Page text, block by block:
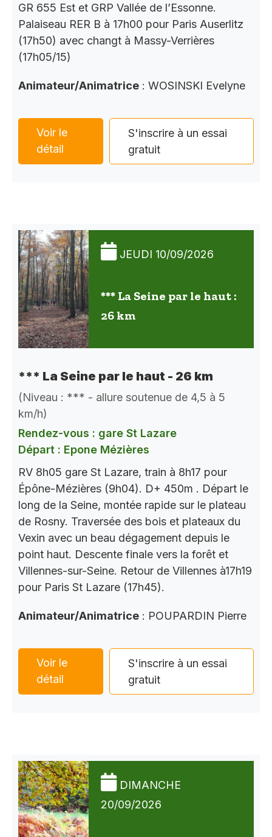
GR 655 Est et GRP Vallée de l’Essonne.
Palaiseau RER B à 17h00 pour Paris Auserlitz
(17h50) avec changt à Massy-Verrières
(17h05/15)
Animateur/Animatrice : WOSINSKI Evelyne
Voir le
détail
S'inscrire à un essai
gratuit
JEUDI 10/09/2026
*** La Seine par le haut :
26 km
*** La Seine par le haut - 26 km
(Niveau : *** - allure soutenue de 4,5 à 5
km/h)
Rendez-vous : gare St Lazare
Départ : Epone Mézières
RV 8h05 gare St Lazare, train à 8h17 pour
Épône-Mézières (9h04). D+ 450m . Départ le
long de la Seine, montée rapide sur le plateau
de Rosny. Traversée des bois et plateaux du
Vexin avec un beau dégagement depuis le
point haut. Descente finale vers la forêt et
Villennes-sur-Seine. Retour de Villennes à17h19
pour Paris St Lazare (17h45).
Animateur/Animatrice : POUPARDIN Pierre
Voir le
détail
S'inscrire à un essai
gratuit
DIMANCHE
20/09/2026